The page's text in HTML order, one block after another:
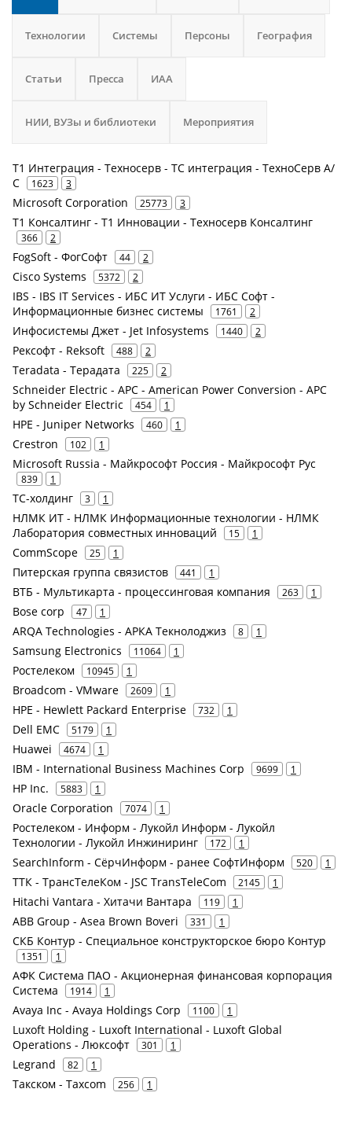
Технологии Системы Персоны География
Статьи Пресса ИАА
НИИ, ВУЗы и библиотеки Мероприятия
Т1 Интеграция - Техносерв - ТС интеграция - ТехноСерв А/
С
1623 3
Microsoft Corporation 25773 3
Т1 Консалтинг - Т1 Инновации - Техносерв Консалтинг
366 2
FogSoft - ФогСофт 44 2
Cisco Systems 5372 2
IBS - IBS IT Services - ИБС ИТ Услуги - ИБС Софт -
Информационные бизнес системы
1761 2
Инфосистемы Джет - Jet Infosystems 1440 2
Рексофт - Reksoft 488 2
Teradata - Терадата 225 2
Schneider Electric - APC - American Power Conversion - APC
by Schneider Electric
454 1
HPE - Juniper Networks 460 1
Crestron 102 1
Microsoft Russia - Майкрософт Россия - Майкрософт Рус
839 1
ТС-холдинг 3 1
НЛМК ИТ - НЛМК Информационные технологии - НЛМК
Лаборатория совместных инноваций
15 1
CommScope 25 1
Питерская группа связистов 441 1
ВТБ - Мультикарта - процессинговая компания 263 1
Bose corp 47 1
ARQA Technologies - АРКА Текнолоджиз 8 1
Samsung Electronics 11064 1
Ростелеком 10945 1
Broadcom - VMware 2609 1
HPE - Hewlett Packard Enterprise 732 1
Dell EMC 5179 1
Huawei 4674 1
IBM - International Business Machines Corp 9699 1
HP Inc. 5883 1
Oracle Corporation 7074 1
Ростелеком - Информ - Лукойл Информ - Лукойл
Технологии - Лукойл Инжиниринг
172 1
SearchInform - СёрчИнформ - ранее СофтИнформ 520 1
ТТК - ТрансТелеКом - JSC TransTeleCom 2145 1
Hitachi Vantara - Хитачи Вантара 119 1
ABB Group - Asea Brown Boveri 331 1
СКБ Контур - Специальное конструкторское бюро Контур
1351 1
АФК Система ПАО - Акционерная финансовая корпорация
Система
1914 1
Avaya Inc - Avaya Holdings Corp 1100 1
Luxoft Holding - Luxoft International - Luxoft Global
Operations - Люксофт
301 1
Legrand 82 1
Такском - Taxcom 256 1